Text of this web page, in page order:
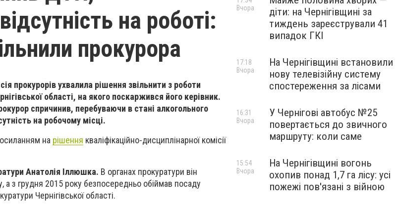
на роботі:
прокурора
прокурорів ухвалила рішення звільнити з роботи
області, на якого поскаржився його керівник.
спричинив, перебуваючи в стані алкогольного
на робочому місці.
на рішення кваліфікаційно-дисциплінарної комісії
Анатолія Іллюшка. В органах прокуратури він
а з грудня 2015 року безпосередньо обіймав посаду
Чернігівської області.
діти: на Чернігівщині за
тиждень зареєстрували 41
випадок ГКІ
Вчора
На Чернігівщині встановили
нову телевізійну систему
спостереження за лісами
17:18
Вчора
У Чернігові автобус №25
повертається до звичного
маршруту: коли саме
16:31
Вчора
На Чернігівщині вогонь
охопив понад 1,7 га лісу: усі
пожежі пов'язані з війною
15:54
Вчора